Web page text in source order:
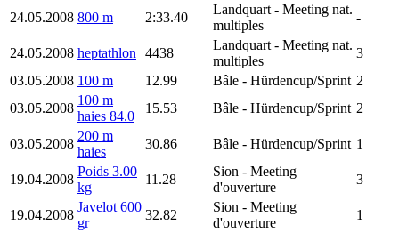
24.05.2008 800 m 2:33.40
Landquart - Meeting nat.
multiples
-
24.05.2008 heptathlon 4438
Landquart - Meeting nat.
multiples
3
03.05.2008 100 m 12.99 Bâle - Hürdencup/Sprint 2
03.05.2008
100 m
haies 84.0
15.53 Bâle - Hürdencup/Sprint 2
03.05.2008
200 m
haies
30.86 Bâle - Hürdencup/Sprint 1
19.04.2008
Poids 3.00
kg
11.28
Sion - Meeting
d'ouverture
3
19.04.2008
Javelot 600
gr
32.82
Sion - Meeting
d'ouverture
1